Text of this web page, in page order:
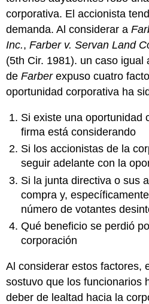
corporativa. El accionista
demanda. Al considerar a
Inc.,Farber v. Servan Land
(5th Cir. 1981). un caso igual
deFarberexpuso cuatro
oportunidad corporativa ha
Si existe una oportunidad
firma está considerando
Si los accionistas de la
seguir adelante con la
Si la junta directiva o sus
compra y,
número de votantes
Qué beneficio se perdió
corporación
Al considerar estos factores,
sostuvo que los funcionarios
deber de lealtad hacia la